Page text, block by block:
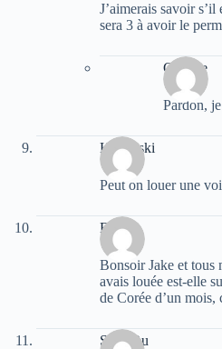
J’aimerais savoir
sera 3 à avoir le
Camille
Pardon,
Kaminski
Peut on louer une
Eric
Bonsoir Jake et
avais louée est-elle
de Corée d’un
SoRaRu